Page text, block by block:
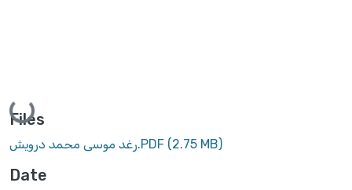
Loading...
Files
رغد موسى محمد درويش.PDF (2.75 MB)
Date